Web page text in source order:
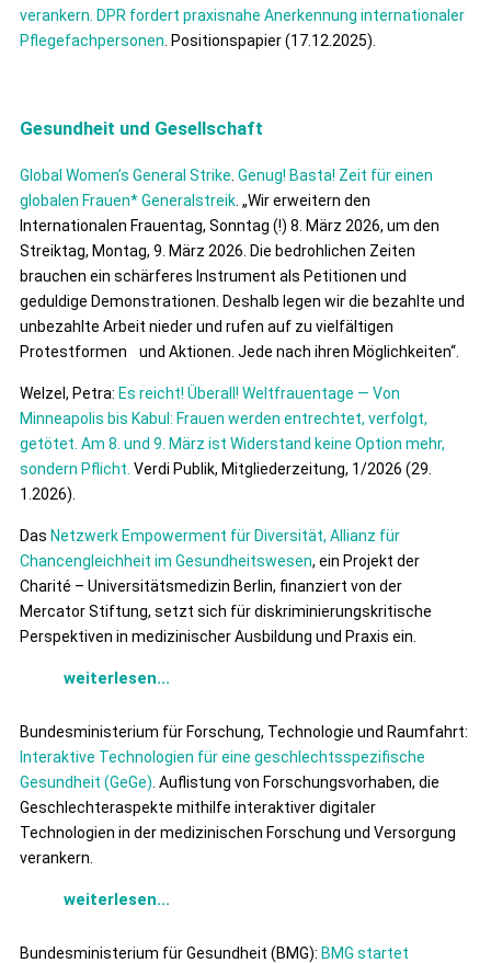
verankern. DPR fordert praxisnahe Anerkennung internationaler
Pflegefachpersonen . Positionspapier (17.12.2025).
Gesundheit und Gesellschaft
Global Women’s General Strike Genug! Basta! Zeit für einen
globalen Frauen* Generalstreik . „Wir erweitern den
Internationalen Frauentag, Sonntag (!) 8. März 2026, um den
Streiktag, Montag, 9. März 2026. Die bedrohlichen Zeiten
brauchen ein schärferes Instrument als Petitionen und
geduldige Demonstrationen. Deshalb legen wir die bezahlte und
unbezahlte Arbeit nieder und rufen auf zu vielfältigen
Protestformen und Aktionen. Jede nach ihren Möglichkeiten“.
Welzel, Petra: Es reicht! Überall! Weltfrauentage — Von
Minneapolis bis Kabul: Frauen werden entrechtet, verfolgt,
getötet. Am 8. und 9. März ist Widerstand keine Option mehr,
sondern Pflicht. Verdi Publik, Mitgliederzeitung, 1/2026 (29.
1.2026).
Das Netzwerk Empowerment für Diversität, Allianz für
Chancengleichheit im Gesundheitswesen, ein Projekt der
Charité – Universitätsmedizin Berlin, finanziert von der
Mercator Stiftung, setzt sich für diskriminierungskritische
Perspektiven in medizinischer Ausbildung und Praxis ein.
weiterlesen...
Bundesministerium für Forschung, Technologie und Raumfahrt:
Interaktive Technologien für eine geschlechtsspezifische
Gesundheit (GeGe) . Auflistung von Forschungsvorhaben, die
Geschlechteraspekte mithilfe interaktiver digitaler
Technologien in der medizinischen Forschung und Versorgung
verankern.
weiterlesen...
Bundesministerium für Gesundheit (BMG): BMG startet